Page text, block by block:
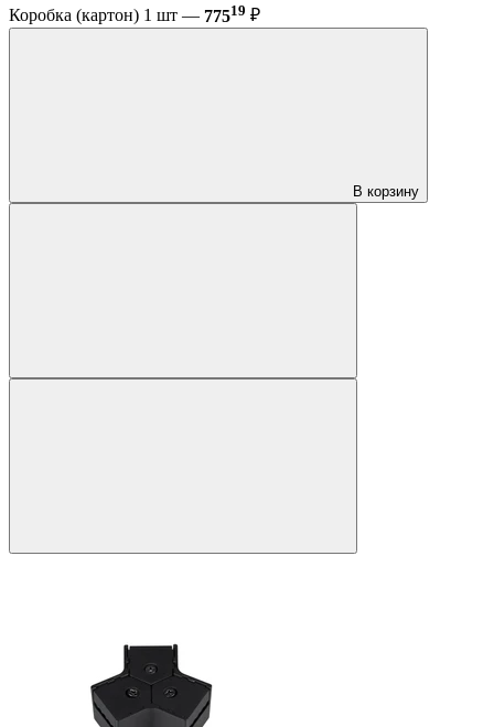
Коробка (картон) 1 шт — 77519 ₽
В корзину